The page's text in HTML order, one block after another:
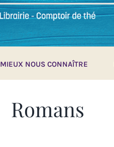
MIEUX NOUS CONNAÎTRE
Romans